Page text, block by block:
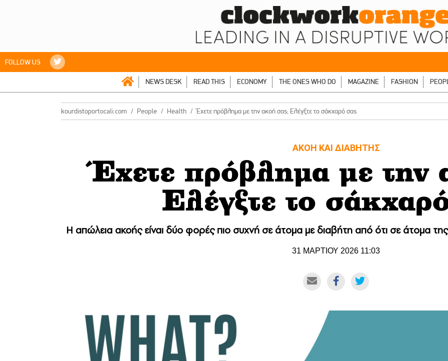
FOLLOW US
NEWS DESK READ THIS ECONOMY THE ONES WHO DO MAGAZINE FASHION
kourdistoportocali.com People Health Έχετε πρόβλημα με την ακοή σας; Ελέγξτε το σάκχαρό σας
ΑΚΟΗ ΚΑΙ ΔΙΑΒΗΤΗΣ
Έχετε πρόβλημα με την
Ελέγξτε το
Η απώλεια ακοής είναι δύο φορές πιο συχνή σε άτομα με διαβήτη από ότι σε άτομα της
31 ΜΑΡΤΙΟΥ 2026 11:03